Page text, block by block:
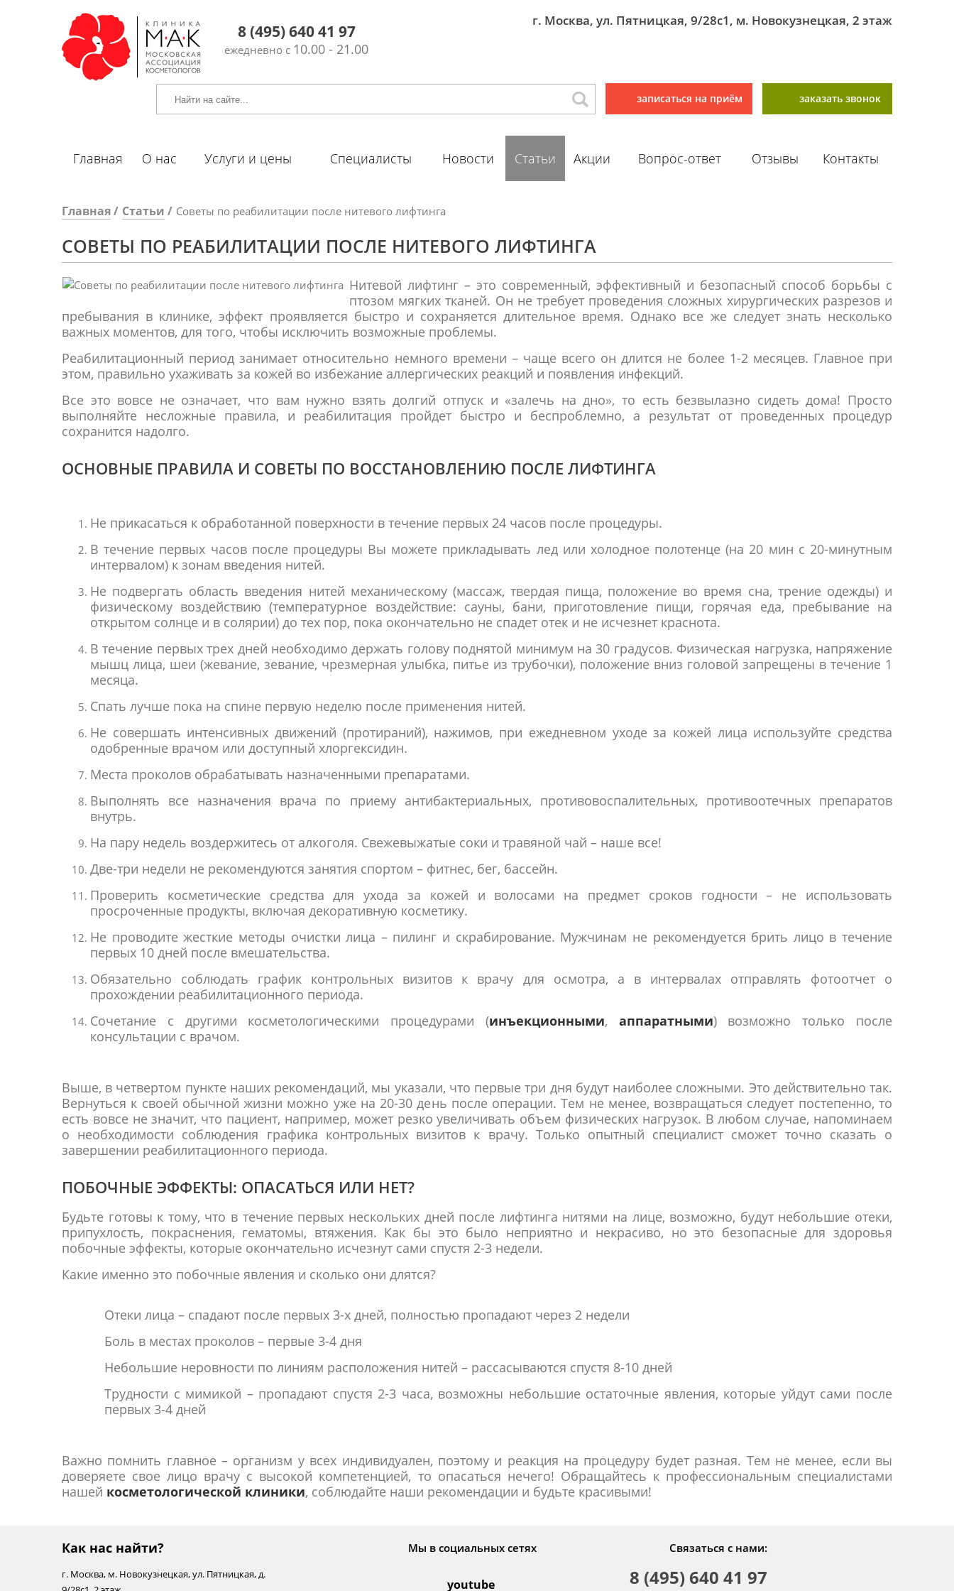
8 (495) 640 41 97
ежедневно с 10.00 - 21.00
г. Москва, ул. Пятницкая, 9/28с1, м. Новокузнецкая, 2 этаж
записаться на приём заказать звонок
Главная О нас Услуги и цены Специалисты Новости Статьи Акции Вопрос-ответ Отзывы Контакты
Главная Статьи Советы по реабилитации после нитевого лифтинга
СОВЕТЫ ПО РЕАБИЛИТАЦИИ ПОСЛЕ НИТЕВОГО ЛИФТИНГА
Нитевой лифтинг – это современный, эффективный и безопасный способ борьбы с
птозом мягких тканей. Он не требует проведения сложных хирургических разрезов и
пребывания в клинике, эффект проявляется быстро и сохраняется длительное время. Однако все же следует знать несколько
важных моментов, для того, чтобы исключить возможные проблемы.
Реабилитационный период занимает относительно немного времени – чаще всего он длится не более 1-2 месяцев. Главное при
этом, правильно ухаживать за кожей во избежание аллергических реакций и появления инфекций.
Все это вовсе не означает, что вам нужно взять долгий отпуск и «залечь на дно», то есть безвылазно сидеть дома! Просто
выполняйте несложные правила, и реабилитация пройдет быстро и беспроблемно, а результат от проведенных процедур
сохранится надолго.
ОСНОВНЫЕ ПРАВИЛА И СОВЕТЫ ПО ВОССТАНОВЛЕНИЮ ПОСЛЕ ЛИФТИНГА
Не прикасаться к обработанной поверхности в течение первых 24 часов после процедуры.
В течение первых часов после процедуры Вы можете прикладывать лед или холодное полотенце (на 20 мин с 20-минутным
интервалом) к зонам введения нитей.
Не подвергать область введения нитей механическому (массаж, твердая пища, положение во время сна, трение одежды) и
физическому воздействию (температурное воздействие: сауны, бани, приготовление пищи, горячая еда, пребывание на
открытом солнце и в солярии) до тех пор, пока окончательно не спадет отек и не исчезнет краснота.
В течение первых трех дней необходимо держать голову поднятой минимум на 30 градусов. Физическая нагрузка, напряжение
мышц лица, шеи (жевание, зевание, чрезмерная улыбка, питье из трубочки), положение вниз головой запрещены в течение 1
месяца.
Спать лучше пока на спине первую неделю после применения нитей.
Не совершать интенсивных движений (протираний), нажимов, при ежедневном уходе за кожей лица используйте средства
одобренные врачом или доступный хлоргексидин.
Места проколов обрабатывать назначенными препаратами.
Выполнять все назначения врача по приему антибактериальных, противовоспалительных, противоотечных препаратов
внутрь.
На пару недель воздержитесь от алкоголя. Свежевыжатые соки и травяной чай – наше все!
Две-три недели не рекомендуются занятия спортом – фитнес, бег, бассейн.
Проверить косметические средства для ухода за кожей и волосами на предмет сроков годности – не использовать
просроченные продукты, включая декоративную косметику.
Не проводите жесткие методы очистки лица – пилинг и скрабирование. Мужчинам не рекомендуется брить лицо в течение
первых 10 дней после вмешательства.
Обязательно соблюдать график контрольных визитов к врачу для осмотра, а в интервалах отправлять фотоотчет о
прохождении реабилитационного периода.
Cочетание с другими косметологическими процедурами (инъекционными, аппаратными) возможно только после
консультации с врачом.
Выше, в четвертом пункте наших рекомендаций, мы указали, что первые три дня будут наиболее сложными. Это действительно так.
Вернуться к своей обычной жизни можно уже на 20-30 день после операции. Тем не менее, возвращаться следует постепенно, то
есть вовсе не значит, что пациент, например, может резко увеличивать объем физических нагрузок. В любом случае, напоминаем
о необходимости соблюдения графика контрольных визитов к врачу. Только опытный специалист сможет точно сказать о
завершении реабилитационного периода.
ПОБОЧНЫЕ ЭФФЕКТЫ: ОПАСАТЬСЯ ИЛИ НЕТ?
Будьте готовы к тому, что в течение первых нескольких дней после лифтинга нитями на лице, возможно, будут небольшие отеки,
припухлость, покраснения, гематомы, втяжения. Как бы это было неприятно и некрасиво, но это безопасные для здоровья
побочные эффекты, которые окончательно исчезнут сами спустя 2-3 недели.
Какие именно это побочные явления и сколько они длятся?
Отеки лица – спадают после первых 3-х дней, полностью пропадают через 2 недели
Боль в местах проколов – первые 3-4 дня
Небольшие неровности по линиям расположения нитей – рассасываются спустя 8-10 дней
Трудности с мимикой – пропадают спустя 2-3 часа, возможны небольшие остаточные явления, которые уйдут сами после
первых 3-4 дней
Важно помнить главное – организм у всех индивидуален, поэтому и реакция на процедуру будет разная. Тем не менее, если вы
доверяете свое лицо врачу с высокой компетенцией, то опасаться нечего! Обращайтесь к профессиональным специалистами
нашей косметологической клиники, соблюдайте наши рекомендации и будьте красивыми!
Как нас найти?
г. Москва, м. Новокузнецкая,ул. Пятницкая, д.
Мы в социальных сетях
youtube
Связаться с нами:
8 (495) 640 41 97